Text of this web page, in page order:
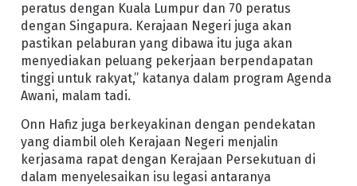
peratus dengan Kuala Lumpur dan 70 peratus
dengan Singapura. Kerajaan Negeri juga akan
pastikan pelaburan yang dibawa itu juga akan
menyediakan peluang pekerjaan berpendapatan
tinggi untuk rakyat,” katanya dalam program Agenda
Awani, malam tadi.
Onn Hafiz juga berkeyakinan dengan pendekatan
yang diambil oleh Kerajaan Negeri menjalin
kerjasama rapat dengan Kerajaan Persekutuan di
dalam menyelesaikan isu legasi antaranya